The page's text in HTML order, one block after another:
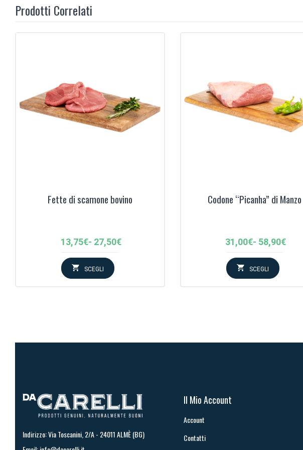
Prodotti Correlati
Fette di scamone bovino
13,75€- 27,50€
Fascia
prezzo:
da
SCEGLI
Codone “Picanha” di Manzo
31,00€- 58,90€
Fascia
prezzo:
da
SCEGLI
Indirizzo: Via Toscanini, 2/A - 24011 ALMÈ (BG)
Il Mio Account
Account
Contatti